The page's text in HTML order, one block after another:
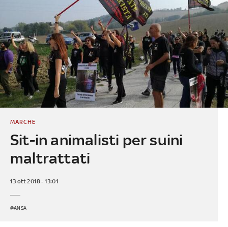
Sit-in animalisti per suini
maltrattati
MARCHE
13 ott 2018 - 13:01
@ANSA